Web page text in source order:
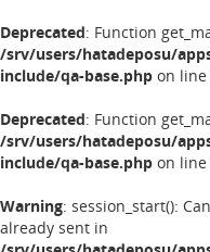
Deprecated: Function
/srv/users/hatadeposu/
include/qa-base.php on line
Deprecated: Function
/srv/users/hatadeposu/
include/qa-base.php on line
Warning: session_start():
already sent in